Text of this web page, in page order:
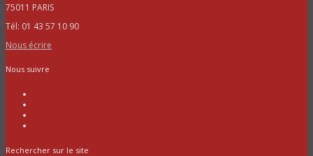
75011 PARIS
Tél: 01 43 57 10 90
Nous écrire
Nous suivre
Rechercher sur le site